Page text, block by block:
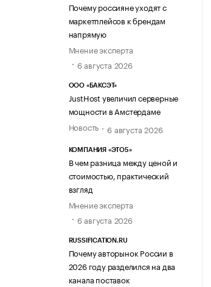
Почему россияне уходят с
маркетплейсов к брендам
напрямую
Мнение эксперта
6 августа 2026
ООО «БАКСЭТ»
JustHost увеличил серверные
мощности в Амстердаме
Новость
6 августа 2026
КОМПАНИЯ «ЭТО5»
В чем разница между ценой и
стоимостью, практический
взгляд
Мнение эксперта
6 августа 2026
RUSSIFICATION.RU
Почему авторынок России в
2026 году разделился на два
канала поставок